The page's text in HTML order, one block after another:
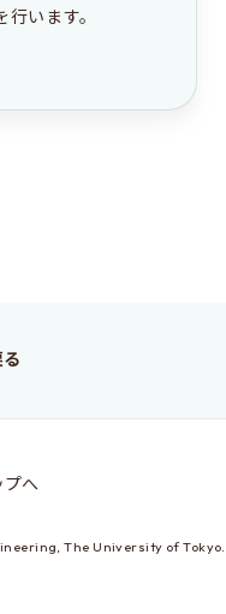
います。
プへ
The University of Tokyo.